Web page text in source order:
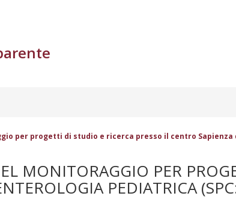
per progetti di studio e ricerca presso il centro Sapienza
MONITORAGGIO PER
PEDIATRICA